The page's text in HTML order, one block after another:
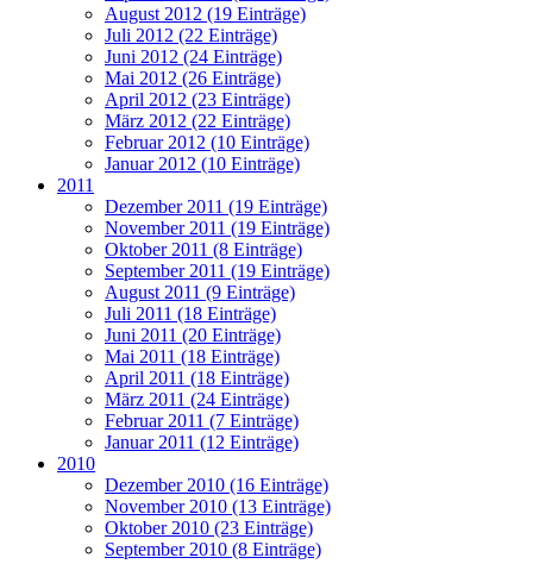
August 2012 (19 Einträge)
Juli 2012 (22 Einträge)
Juni 2012 (24 Einträge)
Mai 2012 (26 Einträge)
April 2012 (23 Einträge)
März 2012 (22 Einträge)
Februar 2012 (10 Einträge)
Januar 2012 (10 Einträge)
2011
Dezember 2011 (19 Einträge)
November 2011 (19 Einträge)
Oktober 2011 (8 Einträge)
September 2011 (19 Einträge)
August 2011 (9 Einträge)
Juli 2011 (18 Einträge)
Juni 2011 (20 Einträge)
Mai 2011 (18 Einträge)
April 2011 (18 Einträge)
März 2011 (24 Einträge)
Februar 2011 (7 Einträge)
Januar 2011 (12 Einträge)
2010
Dezember 2010 (16 Einträge)
November 2010 (13 Einträge)
Oktober 2010 (23 Einträge)
September 2010 (8 Einträge)